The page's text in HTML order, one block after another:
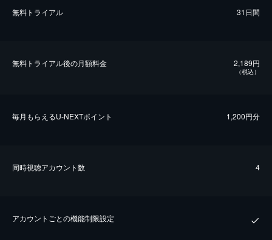
無料トライアル 31日間
無料トライアル後の⽉額料金 2,189円
（税込）
毎⽉もらえるU-NEXTポイント 1,200円分
同時視聴アカウント数 4
アカウントごとの機能制限設定